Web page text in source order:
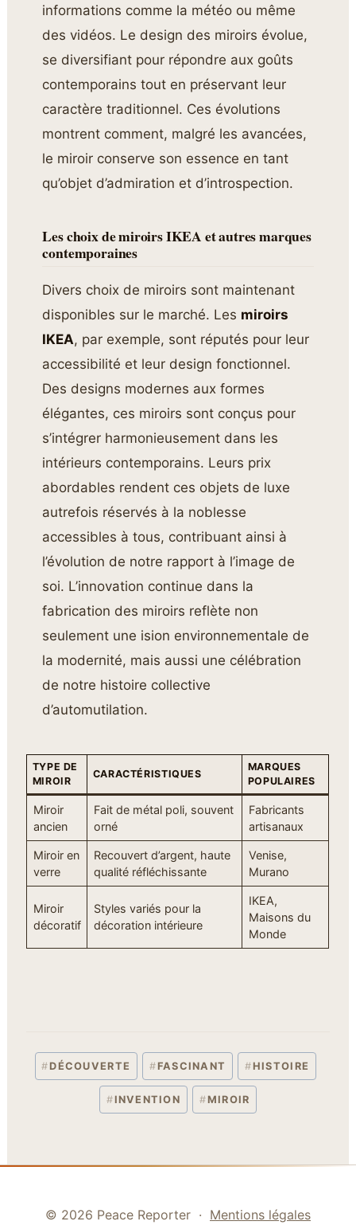
informations comme la météo ou même
des vidéos. Le design des miroirs évolue,
se diversifiant pour répondre aux goûts
contemporains tout en préservant leur
caractère traditionnel. Ces évolutions
montrent comment, malgré les avancées,
le miroir conserve son essence en tant
qu’objet d’admiration et d’introspection.
Les choix de miroirs IKEA et autres marques
contemporaines
Divers choix de miroirs sont maintenant
disponibles sur le marché. Les miroirs
IKEA, par exemple, sont réputés pour leur
accessibilité et leur design fonctionnel.
Des designs modernes aux formes
élégantes, ces miroirs sont conçus pour
s’intégrer harmonieusement dans les
intérieurs contemporains. Leurs prix
abordables rendent ces objets de luxe
autrefois réservés à la noblesse
accessibles à tous, contribuant ainsi à
l’évolution de notre rapport à l’image de
soi. L’innovation continue dans la
fabrication des miroirs reflète non
seulement une ision environnementale de
la modernité, mais aussi une célébration
de notre histoire collective
d’automutilation.
TYPE DE
MIROIR
CARACTÉRISTIQUES
MARQUES
POPULAIRES
Miroir
ancien
Fait de métal poli, souvent
orné
Fabricants
artisanaux
Miroir en
verre
Recouvert d’argent, haute
qualité réfléchissante
Venise,
Murano
Miroir
décoratif
Styles variés pour la
décoration intérieure
IKEA,
Maisons du
Monde
Étiquettes de la publication :
# DÉCOUVERTE # FASCINANT # HISTOIRE
# INVENTION # MIROIR
© 2026 Peace Reporter · Mentions légales